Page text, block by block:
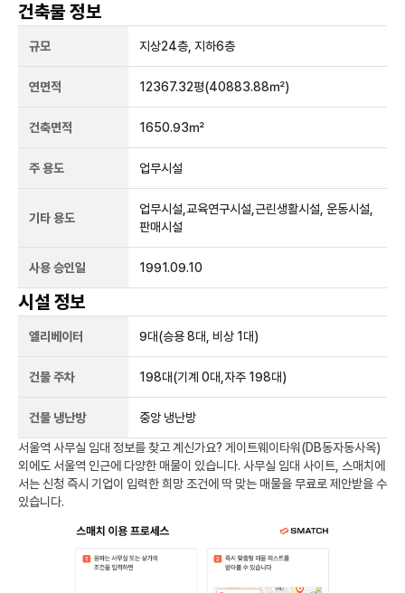
건축물 정보
규모 지상24층, 지하6층
연면적 12367.32평(40883.88㎡)
건축면적 1650.93㎡
주 용도 업무시설
기타 용도
업무시설,교육연구시설,근린생활시설, 운동시설,
판매시설
사용 승인일 1991.09.10
시설 정보
엘리베이터 9대(승용 8대, 비상 1대)
건물 주차 198대(기계 0대,자주 198대)
건물 냉난방 중앙 냉난방
서울역 사무실 임대 정보를 찾고 계신가요? 게이트웨이타워(DB동자동사옥)
외에도 서울역 인근에 다양한 매물이 있습니다. 사무실 임대 사이트, 스매치에
서는 신청 즉시 기업이 입력한 희망 조건에 딱 맞는 매물을 무료로 제안받을 수
있습니다.